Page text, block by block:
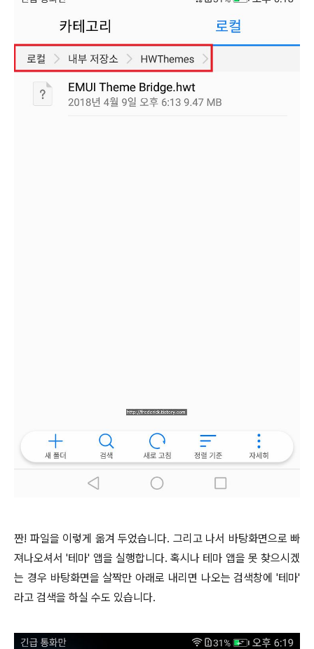
짠! 파일을 이렇게 옮겨 두었습니다. 그리고 나서 바탕화면으로 빠
져나오셔서 '테마' 앱을 실행합니다. 혹시나 테마 앱을 못 찾으시겠
는 경우 바탕화면을 살짝만 아래로 내리면 나오는 검색창에 '테마'
라고 검색을 하실 수도 있습니다.